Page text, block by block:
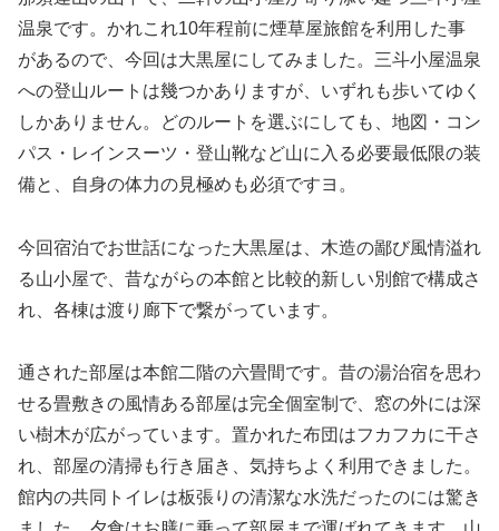
温泉です。かれこれ10年程前に煙草屋旅館を利用した事
があるので、今回は大黒屋にしてみました。三斗小屋温泉
への登山ルートは幾つかありますが、いずれも歩いてゆく
しかありません。どのルートを選ぶにしても、地図・コン
パス・レインスーツ・登山靴など山に入る必要最低限の装
備と、自身の体力の見極めも必須ですヨ。
今回宿泊でお世話になった大黒屋は、木造の鄙び風情溢れ
る山小屋で、昔ながらの本館と比較的新しい別館で構成さ
れ、各棟は渡り廊下で繋がっています。
通された部屋は本館二階の六畳間です。昔の湯治宿を思わ
せる畳敷きの風情ある部屋は完全個室制で、窓の外には深
い樹木が広がっています。置かれた布団はフカフカに干さ
れ、部屋の清掃も行き届き、気持ちよく利用できました。
館内の共同トイレは板張りの清潔な水洗だったのには驚き